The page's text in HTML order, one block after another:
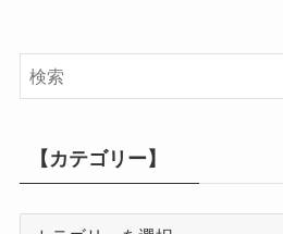
【カテゴリー】